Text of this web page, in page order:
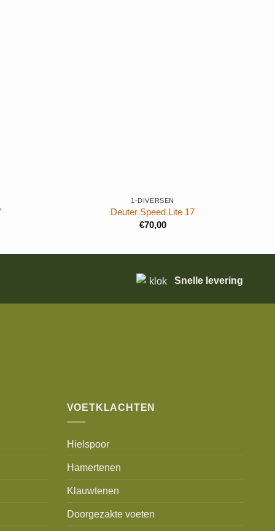
1-DIVERSEN
Deuter Speed Lite 17
€70,00
Snelle levering
VOETKLACHTEN
Hielspoor
Hamertenen
Klauwtenen
Doorgezakte voeten